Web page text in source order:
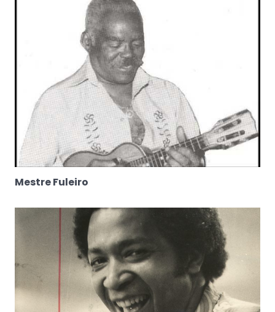
Mestre Fuleiro